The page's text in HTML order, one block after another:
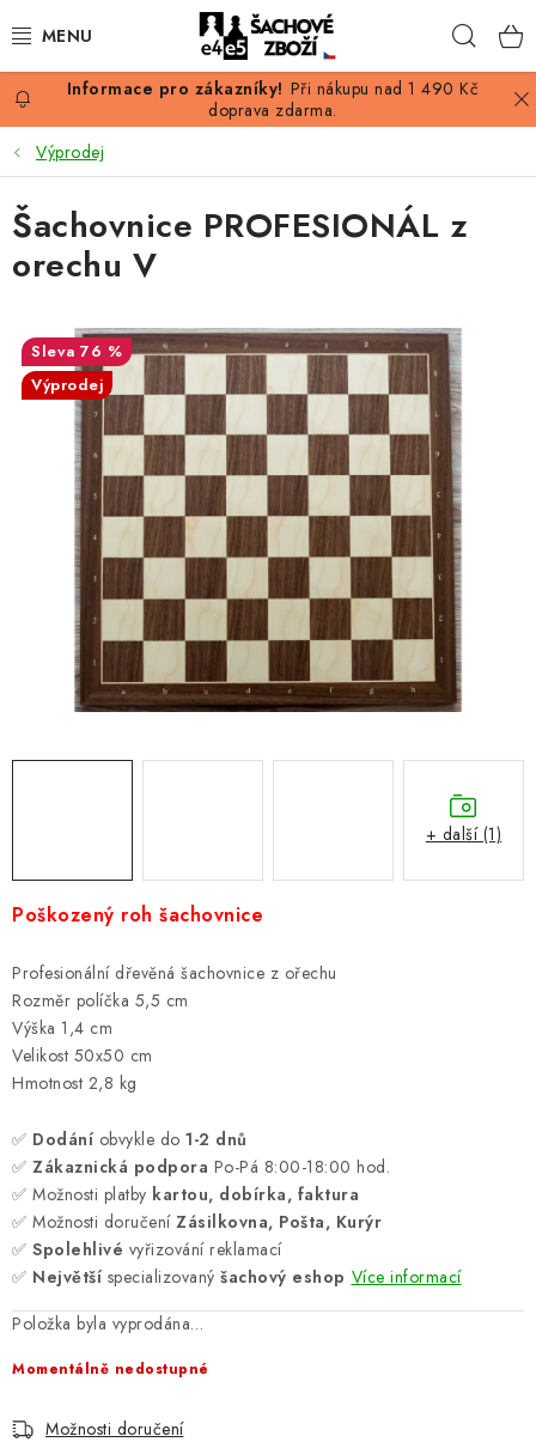
na
AKCE
ŠACHY
ŠACHOVÉ FIGURKY
ŠACHOVÉ HODINY
ŠACHOVÉ KNIHY
ŠACHOVÝ ANTIKVARIÁT
ONLINE ŠACHY
ŠACHOVÝ MERCH
DÁRKY
Při nákupu nad 1 490 Kč
doprava zdarma.
Výprodej
Poškozený roh šachovnice
Profesionální dřevěná šachovnice z ořechu
Rozměr políčka 5,5 cm
Výška 1,4 cm
Velikost 50x50 cm
Hmotnost 2,8 kg
✅ Dodání obvykle do 1-2 dnů
✅ Zákaznická podpora Po-Pá 8:00-18:00 hod.
✅ Možnosti platby kartou, dobírka, faktura
✅ Možnosti doručení Zásilkovna, Pošta, Kurýr
✅ Spolehlivé vyřizování reklamací
✅ Největší specializovaný šachový eshop Více informací
Položka byla vyprodána…
Momentálně nedostupné
Možnosti doručení
Šachovnice PROFESIONÁL z
orechu V
76 %
Výprodej
+ další (1)